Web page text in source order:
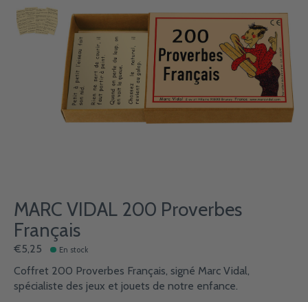
MARC VIDAL 200 Proverbes
Français
€5,25 En stock
Coffret 200 Proverbes Français, signé Marc Vidal,
spécialiste des jeux et jouets de notre enfance.